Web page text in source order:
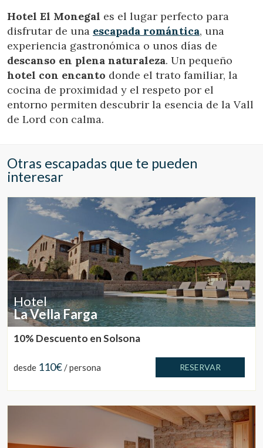
Hotel El Monegal es el lugar perfecto para
disfrutar de una escapada romántica, una
experiencia gastronómica o unos días de
descanso en plena naturaleza. Un pequeño
hotel con encanto donde el trato familiar, la
cocina de proximidad y el respeto por el
entorno permiten descubrir la esencia de la Vall
de Lord con calma.
Otras escapadas que te pueden
interesar
Hotel
La Vella Farga
10% Descuento en Solsona
desde 110€/ persona RESERVAR